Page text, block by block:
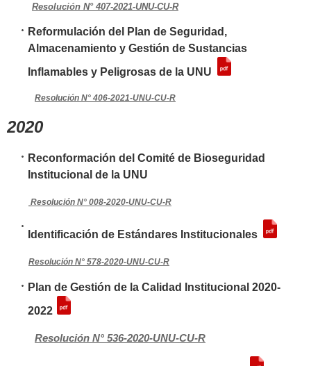
Resolución N° 407-2021-UNU-CU-R
Reformulación del Plan de Seguridad,
Almacenamiento y Gestión de Sustancias
Inflamables y Peligrosas de la UNU
Resolución N° 406-2021-UNU-CU-R
2020
Reconformación del Comité de Bioseguridad
Institucional de la UNU
Resolución N° 008-2020-UNU-CU-R
Identificación de Estándares Institucionales
Resolución N° 578-2020-UNU-CU-R
Plan de Gestión de la Calidad Institucional 2020-
2022
Resolución N° 536-2020-UNU-CU-R